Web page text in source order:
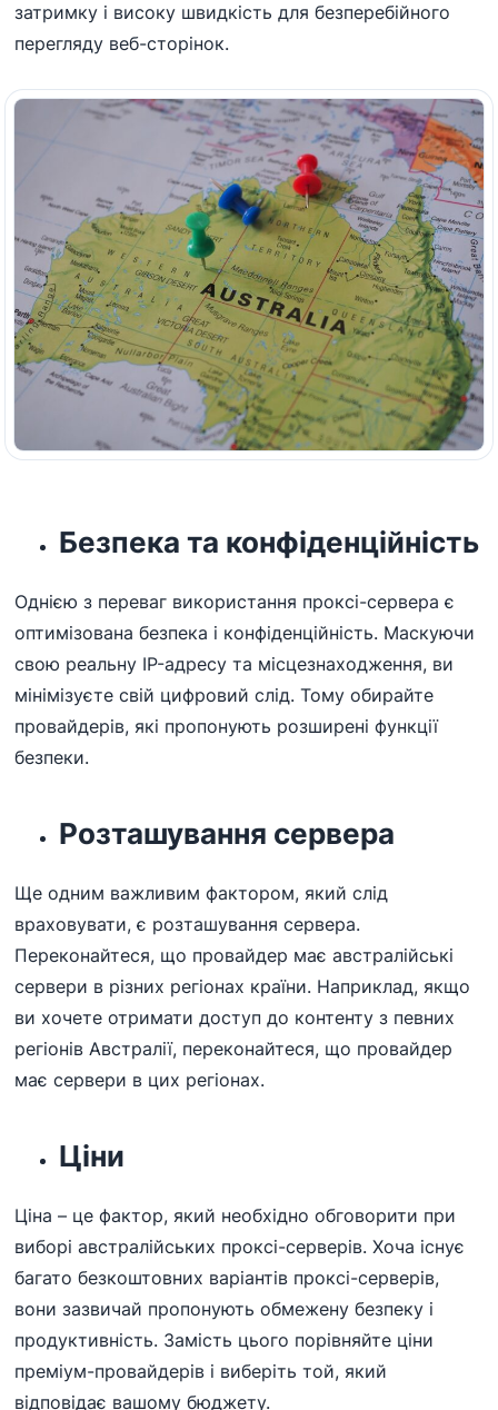
затримку і високу швидкість для безперебійного
перегляду веб-сторінок.
Безпека та конфіденційність
Однією з переваг використання проксі-сервера є
оптимізована безпека і конфіденційність. Маскуючи
свою реальну IP-адресу та місцезнаходження, ви
мінімізуєте свій цифровий слід. Тому обирайте
провайдерів, які пропонують розширені функції
безпеки.
Розташування сервера
Ще одним важливим фактором, який слід
враховувати, є розташування сервера.
Переконайтеся, що провайдер має австралійські
сервери в різних регіонах країни. Наприклад, якщо
ви хочете отримати доступ до контенту з певних
регіонів Австралії, переконайтеся, що провайдер
має сервери в цих регіонах.
Ціни
Ціна – це фактор, який необхідно обговорити при
виборі австралійських проксі-серверів. Хоча існує
багато безкоштовних варіантів проксі-серверів,
вони зазвичай пропонують обмежену безпеку і
продуктивність. Замість цього порівняйте ціни
преміум-провайдерів і виберіть той, який
відповідає вашому бюджету.